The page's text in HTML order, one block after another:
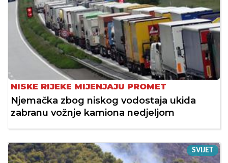
NISKE RIJEKE MIJENJAJU PROMET
Njemačka zbog niskog vodostaja ukida
zabranu vožnje kamiona nedjeljom
SVIJET